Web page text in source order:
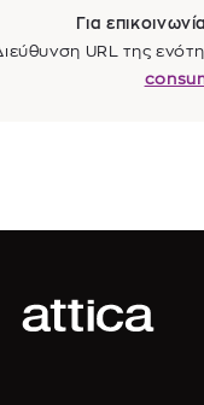
Για
URL της